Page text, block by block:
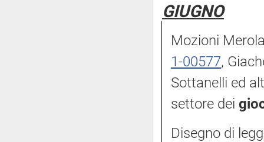
GIUGNO
Mozioni
1-00577,
Sottanelli ed
settore dei
Disegno di